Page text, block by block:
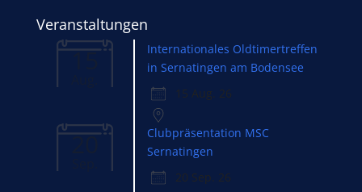
Veranstaltungen
15
Internationales Oldtimertreffen
in Sernatingen am Bodensee
15 Aug. 26
20
Clubpräsentation MSC
Sernatingen
20 Sep. 26